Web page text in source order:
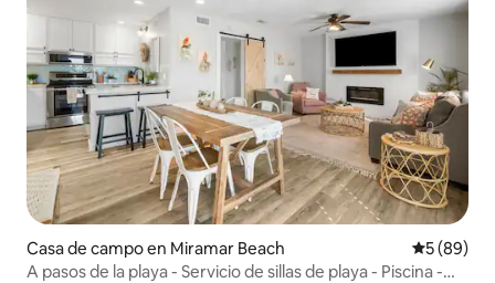
Casa de campo en Miramar Beach
5 (89)
A pasos de la playa - Servicio de sillas de playa - Piscina -